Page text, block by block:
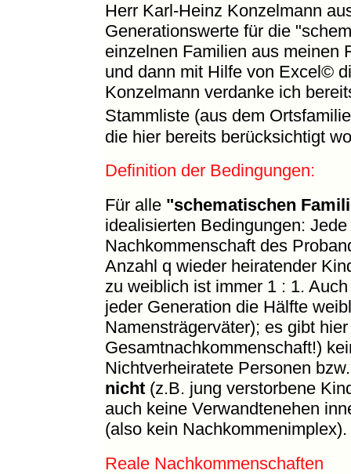
Herr Karl-Heinz Konzelmann
Generationswerte für die
einzelnen Familien aus meinen
und dann mit Hilfe von Excel©
Konzelmann verdanke ich
Stammliste (aus dem
die hier bereits berücksichtigt
Definition der Bedingungen:
Für alle "schematischen
idealisierten Bedingungen:
Nachkommenschaft des
Anzahl q wieder heiratender
zu weiblich ist immer 1 : 1.
jeder Generation die Hälfte
Namensträgerväter); es gibt
Gesamtnachkommenschaft!)
Nichtverheiratete Personen
nicht(z.B. jung verstorbene
auch keine Verwandtenehen
(also kein Nachkommenimplex).
Reale Nachkommenschaften